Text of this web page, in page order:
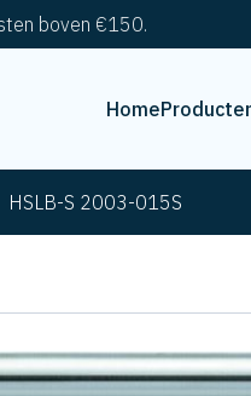
boven €150.
Home
HSLB-S 2003-015S